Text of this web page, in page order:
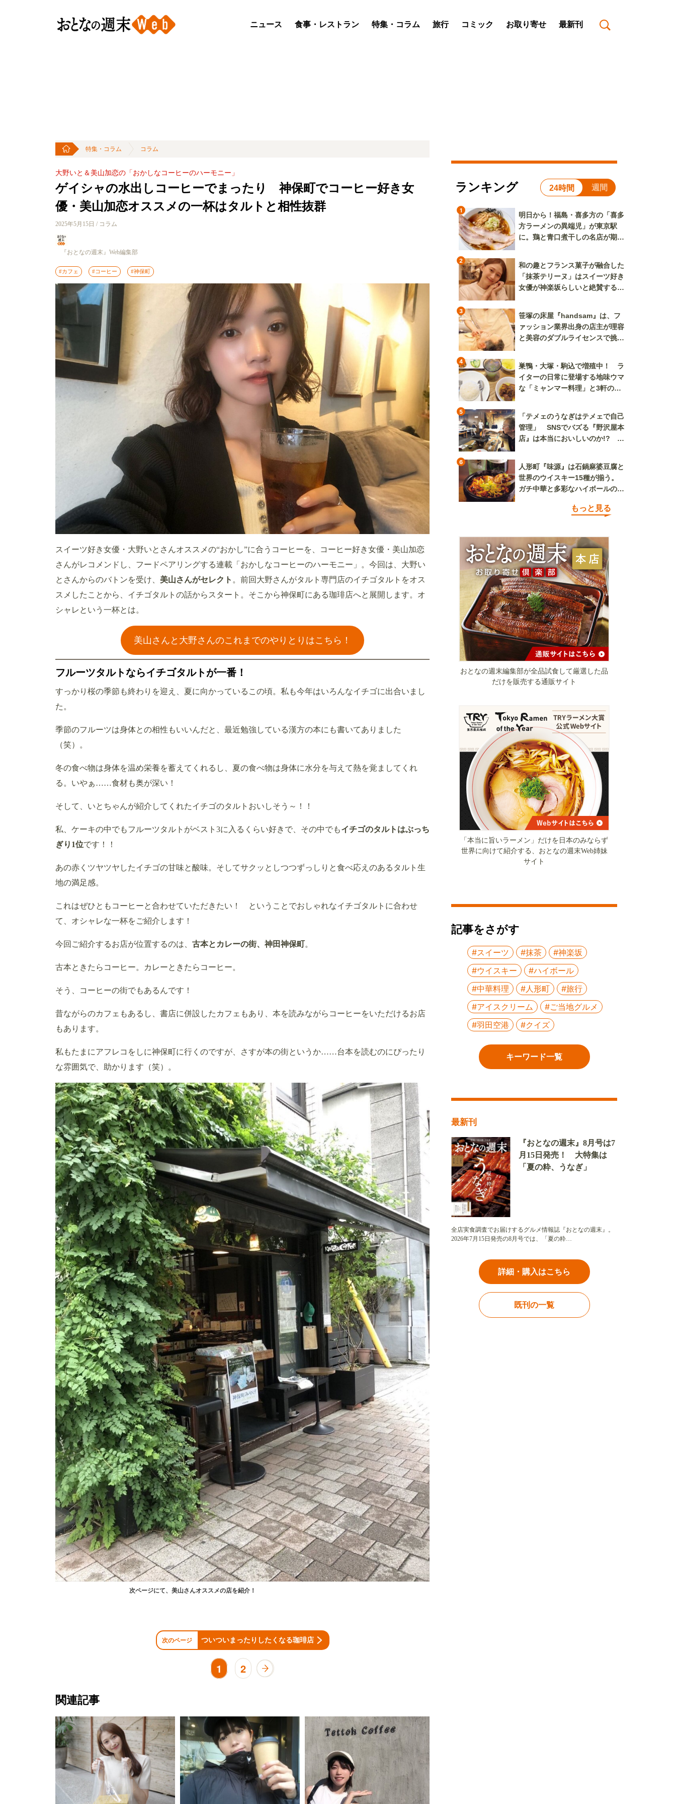
ニュース 食事・レストラン 特集・コラム 旅行 コミック お取り寄せ 最新刊
特集・コラム コラム
大野いと＆美山加恋の「おかしなコーヒーのハーモニー」
ゲイシャの水出しコーヒーでまったり 神保町でコーヒー好き女
優・美山加恋オススメの一杯はタルトと相性抜群
2025年5月15日 / コラム
『おとなの週末』Web編集部
#カフェ #コーヒー #神保町
スイーツ好き女優・大野いとさんオススメの“おかし”に合うコーヒーを、コーヒー好き女優・美山加恋
さんがレコメンドし、フードペアリングする連載「おかしなコーヒーのハーモニー」。今回は、大野い
とさんからのバトンを受け、 美山さんがセレクト 。前回大野さんがタルト専門店のイチゴタルトをオス
スメしたことから、イチゴタルトの話からスタート。そこから神保町にある珈琲店へと展開します。オ
シャレという一杯とは。
美山さんと大野さんのこれまでのやりとりはこちら！
フルーツタルトならイチゴタルトが一番！
すっかり桜の季節も終わりを迎え、夏に向かっているこの頃。私も今年はいろんなイチゴに出合いまし
た。
季節のフルーツは身体との相性もいいんだと、最近勉強している漢方の本にも書いてありました
（笑）。
冬の食べ物は身体を温め栄養を蓄えてくれるし、夏の食べ物は身体に水分を与えて熱を覚ましてくれ
る。いやぁ……食材も奥が深い！
そして、いとちゃんが紹介してくれたイチゴのタルトおいしそう～！！
私、ケーキの中でもフルーツタルトがベスト3に入るくらい好きで、その中でもイチゴのタルトはぶっち
ぎり1位です！！
あの赤くツヤツヤしたイチゴの甘味と酸味。そしてサクッとしつつずっしりと食べ応えのあるタルト生
地の満足感。
これはぜひともコーヒーと合わせていただきたい！ ということでおしゃれなイチゴタルトに合わせ
て、オシャレな一杯をご紹介します！
今回ご紹介するお店が位置するのは、 古本とカレーの街、神田神保町。
古本ときたらコーヒー。カレーときたらコーヒー。
そう、コーヒーの街でもあるんです！
昔ながらのカフェもあるし、書店に併設したカフェもあり、本を読みながらコーヒーをいただけるお店
もあります。
私もたまにアフレコをしに神保町に行くのですが、さすが本の街というか……台本を読むのにぴったり
な雰囲気で、助かります（笑）。
次ページにて、美山さんオススメの店を紹介！
次のページ ついついまったりしたくなる珈琲店
1 2
関連記事
ランキング 24時間 週間
1
明日から！福島・喜多方の「喜多
方ラーメンの異端児」が東京駅
に。鶏と青口煮干しの名店が期間
2
和の趣とフランス菓子が融合した
「抹茶テリーヌ」はスイーツ好き
女優が神楽坂らしいと絶賛する逸
3
笹塚の床屋『handsam』は、フ
ァッション業界出身の店主が理容
と美容のダブルライセンスで挑む
4
巣鴨・大塚・駒込で増殖中！ ラ
イターの日常に登場する地味ウマ
な「ミャンマー料理」と3軒のニ
5
「テメェのうなぎはテメェで自己
管理」 SNSでバズる『野沢屋本
店』は本当においしいのか!? い
6
人形町『味源』は石鍋麻婆豆腐と
世界のウイスキー15種が揃う。
ガチ中華と多彩なハイボールの組
もっと見る
おとなの週末編集部が全品試食して厳選した品
だけを販売する通販サイト
「本当に旨いラーメン」だけを日本のみならず
世界に向けて紹介する、おとなの週末Web姉妹
サイト
記事をさがす
#スイーツ #抹茶
#神楽坂
#ウイスキー
#ハイボール
#中華料理
#人形町
#旅行
#アイスクリーム
#ご当地グルメ
#羽田空港
#クイズ
キーワード一覧
最新刊
『おとなの週末』8月号は7
月15日発売！ 大特集は
「夏の粋、うなぎ」
全店実食調査でお届けするグルメ情報誌『おとなの週末』。
2026年7月15日発売の8月号では、「夏の粋…
詳細・購入はこちら
既刊の一覧